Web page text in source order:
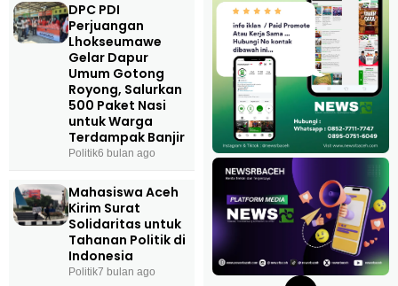
DPC PDI
Perjuangan
Lhokseumawe
Gelar Dapur
Umum Gotong
Royong, Salurkan
500 Paket Nasi
untuk Warga
Terdampak Banjir
Politik6 bulan ago
Mahasiswa Aceh
Kirim Surat
Solidaritas untuk
Tahanan Politik di
Indonesia
Politik7 bulan ago